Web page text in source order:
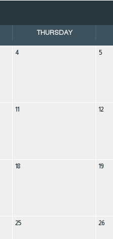
THURSDAY
4 5
11 12
18 19
25 26